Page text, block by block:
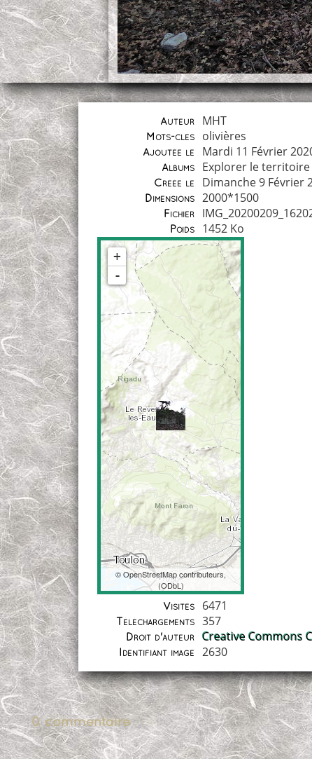
Auteur MHT
Mots-clés olivières
Ajoutée le Mardi 11 Février
Albums Explorer le territoire
Créée le Dimanche 9 Février
Dimensions 2000*1500
Fichier
Poids 1452 Ko
Coordonnées
+
-
©OpenStreetMapcontributeurs,
(ODbL )
Visites 6471
Téléchargements 357
Droit d'auteur Creative Commons
Identifiant image 2630
0 commentaire